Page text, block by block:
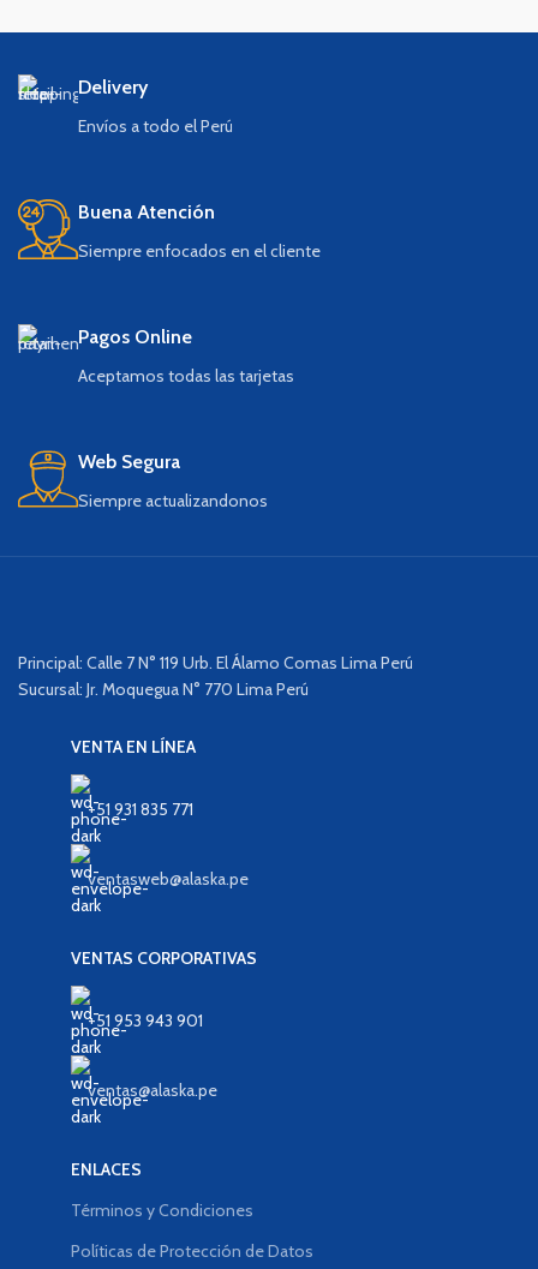
Delivery
Envíos a todo el Perú
Buena Atención
Siempre enfocados en el cliente
Pagos Online
Aceptamos todas las tarjetas
Web Segura
Siempre actualizandonos
Principal: Calle 7 N° 119 Urb. El Álamo Comas Lima Perú
Sucursal: Jr. Moquegua N° 770 Lima Perú
VENTA EN LÍNEA
+51 931 835 771
ventasweb@alaska.pe
VENTAS CORPORATIVAS
+51 953 943 901
ventas@alaska.pe
ENLACES
Términos y Condiciones
Políticas de Protección de Datos